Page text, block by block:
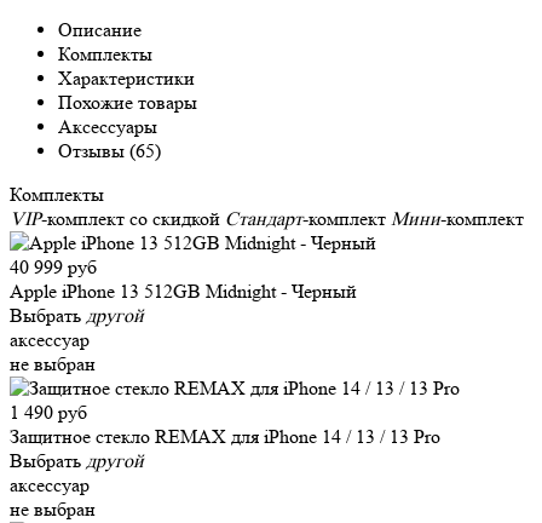
Описание
Комплекты
Характеристики
Похожие товары
Аксессуары
Отзывы (65)
Комплекты
VIP-комплект со скидкой Стандарт-комплект Мини-комплект
40 999 руб
Apple iPhone 13 512GB Midnight - Черный
Выбрать другой
аксессуар
не выбран
1 490 руб
Защитное стекло REMAX для iPhone 14 / 13 / 13 Pro
Выбрать другой
аксессуар
не выбран